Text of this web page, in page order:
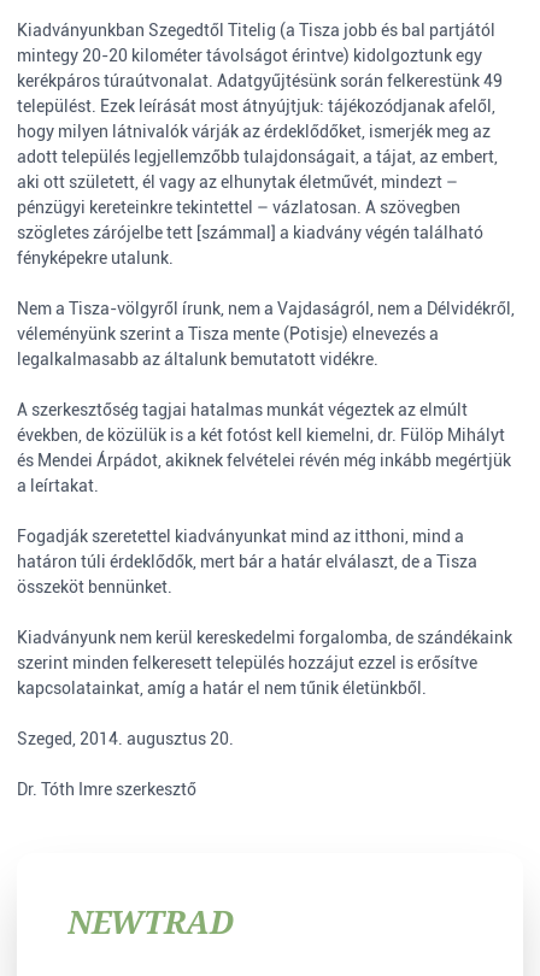
Kiadványunkban Szegedtől Titelig (a Tisza jobb és bal partjától
mintegy 20-20 kilométer távolságot érintve) kidolgoztunk egy
kerékpáros túraútvonalat. Adatgyűjtésünk során felkerestünk 49
települést. Ezek leírását most átnyújtjuk: tájékozódjanak afelől,
hogy milyen látnivalók várják az érdeklődőket, ismerjék meg az
adott település legjellemzőbb tulajdonságait, a tájat, az embert,
aki ott született, él vagy az elhunytak életművét, mindezt –
pénzügyi kereteinkre tekintettel – vázlatosan. A szövegben
szögletes zárójelbe tett [számmal] a kiadvány végén található
fényképekre utalunk.
Nem a Tisza-völgyről írunk, nem a Vajdaságról, nem a Délvidékről,
véleményünk szerint a Tisza mente (Potisje) elnevezés a
legalkalmasabb az általunk bemutatott vidékre.
A szerkesztőség tagjai hatalmas munkát végeztek az elmúlt
években, de közülük is a két fotóst kell kiemelni, dr. Fülöp Mihályt
és Mendei Árpádot, akiknek felvételei révén még inkább megértjük
a leírtakat.
Fogadják szeretettel kiadványunkat mind az itthoni, mind a
határon túli érdeklődők, mert bár a határ elválaszt, de a Tisza
összeköt bennünket.
Kiadványunk nem kerül kereskedelmi forgalomba, de szándékaink
szerint minden felkeresett település hozzájut ezzel is erősítve
kapcsolatainkat, amíg a határ el nem tűnik életünkből.
Szeged, 2014. augusztus 20.
Dr. Tóth Imre szerkesztő
NEWTRAD